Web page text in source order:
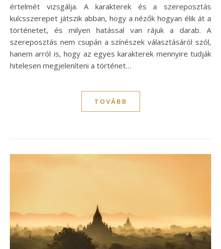
értelmét vizsgálja. A karakterek és a szereposztás
kulcsszerepet játszik abban, hogy a nézők hogyan élik át a
történetet, és milyen hatással van rájuk a darab. A
szereposztás nem csupán a színészek választásáról szól,
hanem arról is, hogy az egyes karakterek mennyire tudják
hitelesen megjeleníteni a történet…
TOVÁBB